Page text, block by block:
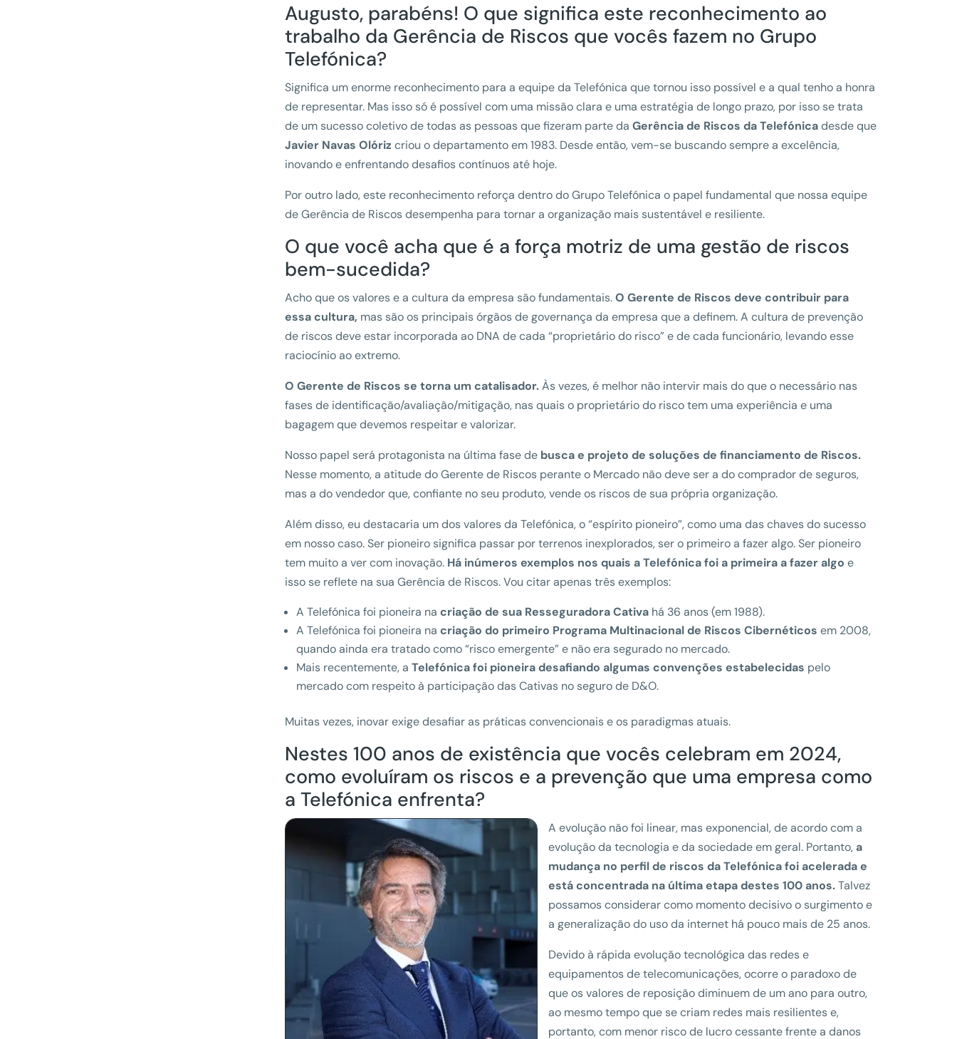
Augusto, parabéns! O que significa este reconhecimento ao
trabalho da Gerência de Riscos que vocês fazem no Grupo
Telefónica?
Significa um enorme reconhecimento para a equipe da Telefónica que tornou isso possível e a qual tenho a honra
de representar. Mas isso só é possível com uma missão clara e uma estratégia de longo prazo, por isso se trata
de um sucesso coletivo de todas as pessoas que fizeram parte daGerência de Riscos da Telefónicadesde que
Javier Navas Olórizcriou o departamento em 1983. Desde então, vem-se buscando sempre a excelência,
inovando e enfrentando desafios contínuos até hoje.
Por outro lado, este reconhecimento reforça dentro do Grupo Telefónica o papel fundamental que nossa equipe
de Gerência de Riscos desempenha para tornar a organização mais sustentável e resiliente.
O que você acha que é a força motriz de uma gestão de riscos
bem-sucedida?
Acho que os valores e a cultura da empresa são fundamentais.O Gerente de Riscos deve contribuir para
essa cultura, mas são os principais órgãos de governança da empresa que a definem. A cultura de prevenção
de riscos deve estar incorporada ao DNA de cada “proprietário do risco” e de cada funcionário, levando esse
raciocínio ao extremo.
O Gerente de Riscos se torna um catalisador.Às vezes, é melhor não intervir mais do que o necessário nas
fases de identificação/avaliação/mitigação, nas quais o proprietário do risco tem uma experiência e uma
bagagem que devemos respeitar e valorizar.
Nosso papel será protagonista na última fase de busca e projeto de soluções de financiamento de Riscos.
Nesse momento, a atitude do Gerente de Riscos perante o Mercado não deve ser a do comprador de seguros,
mas a do vendedor que, confiante no seu produto, vende os riscos de sua própria organização.
Além disso, eu destacaria um dos valores da Telefónica, o “espírito pioneiro”, como uma das chaves do sucesso
em nosso caso. Ser pioneiro significa passar por terrenos inexplorados, ser o primeiro a fazer algo. Ser pioneiro
tem muito a ver com inovação. Há inúmeros exemplos nos quais a Telefónica foi a primeira a fazer algo e
isso se reflete na sua Gerência de Riscos. Vou citar apenas três exemplos:
A Telefónica foi pioneira nacriação de sua Resseguradora Cativa há 36 anos (em 1988).
A Telefónica foi pioneira nacriação do primeiro Programa Multinacional de Riscos Cibernéticos em 2008,
quando ainda era tratado como “risco emergente” e não era segurado no mercado.
Mais recentemente, aTelefónica foi pioneira desafiando algumas convenções estabelecidas pelo
mercado com respeito à participação das Cativas no seguro de D&O.
Muitas vezes, inovar exige desafiar as práticas convencionais e os paradigmas atuais.
Nestes 100 anos de existência que vocês celebram em 2024,
como evoluíram os riscos e a prevenção que uma empresa como
a Telefónica enfrenta?
A evolução não foi linear, mas exponencial, de acordo com a
evolução da tecnologia e da sociedade em geral. Portanto, a
mudança no perfil de riscos da Telefónica foi acelerada e
está concentrada na última etapa destes 100 anos.Talvez
possamos considerar como momento decisivo o surgimento e
a generalização do uso da internet há pouco mais de 25 anos.
Devido à rápida evolução tecnológica das redes e
equipamentos de telecomunicações, ocorre o paradoxo de
que os valores de reposição diminuem de um ano para outro,
ao mesmo tempo que se criam redes mais resilientes e,
portanto, com menor risco de lucro cessante frente a danos